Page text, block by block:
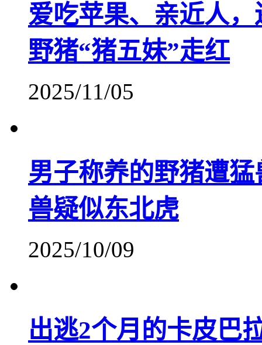
爱吃苹果、亲近人
野猪“猪五妹”走红
2025/11/05
男子称养的野猪遭
兽疑似东北虎
2025/10/09
出逃2个月的卡皮巴